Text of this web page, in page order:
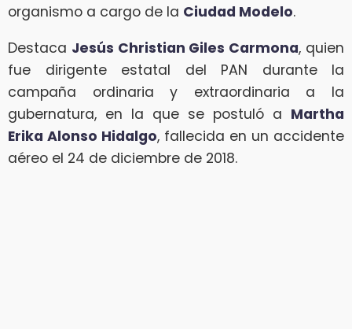
organismo a cargo de la Ciudad Modelo.
Destaca Jesús Christian Giles Carmona, quien
fue dirigente estatal del PAN durante la
campaña ordinaria y extraordinaria a la
gubernatura, en la que se postuló a Martha
Erika Alonso Hidalgo, fallecida en un accidente
aéreo el 24 de diciembre de 2018.